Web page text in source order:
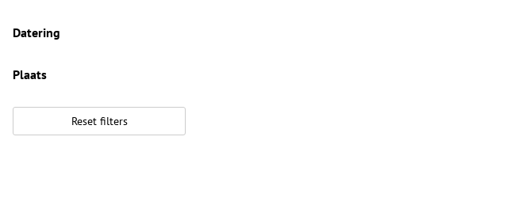
Datering
Plaats
Reset filters